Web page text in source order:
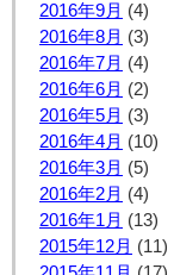
2016年9月 (4)
2016年8月 (3)
2016年7月 (4)
2016年6月 (2)
2016年5月 (3)
2016年4月 (10)
2016年3月 (5)
2016年2月 (4)
2016年1月 (13)
2015年12月 (11)